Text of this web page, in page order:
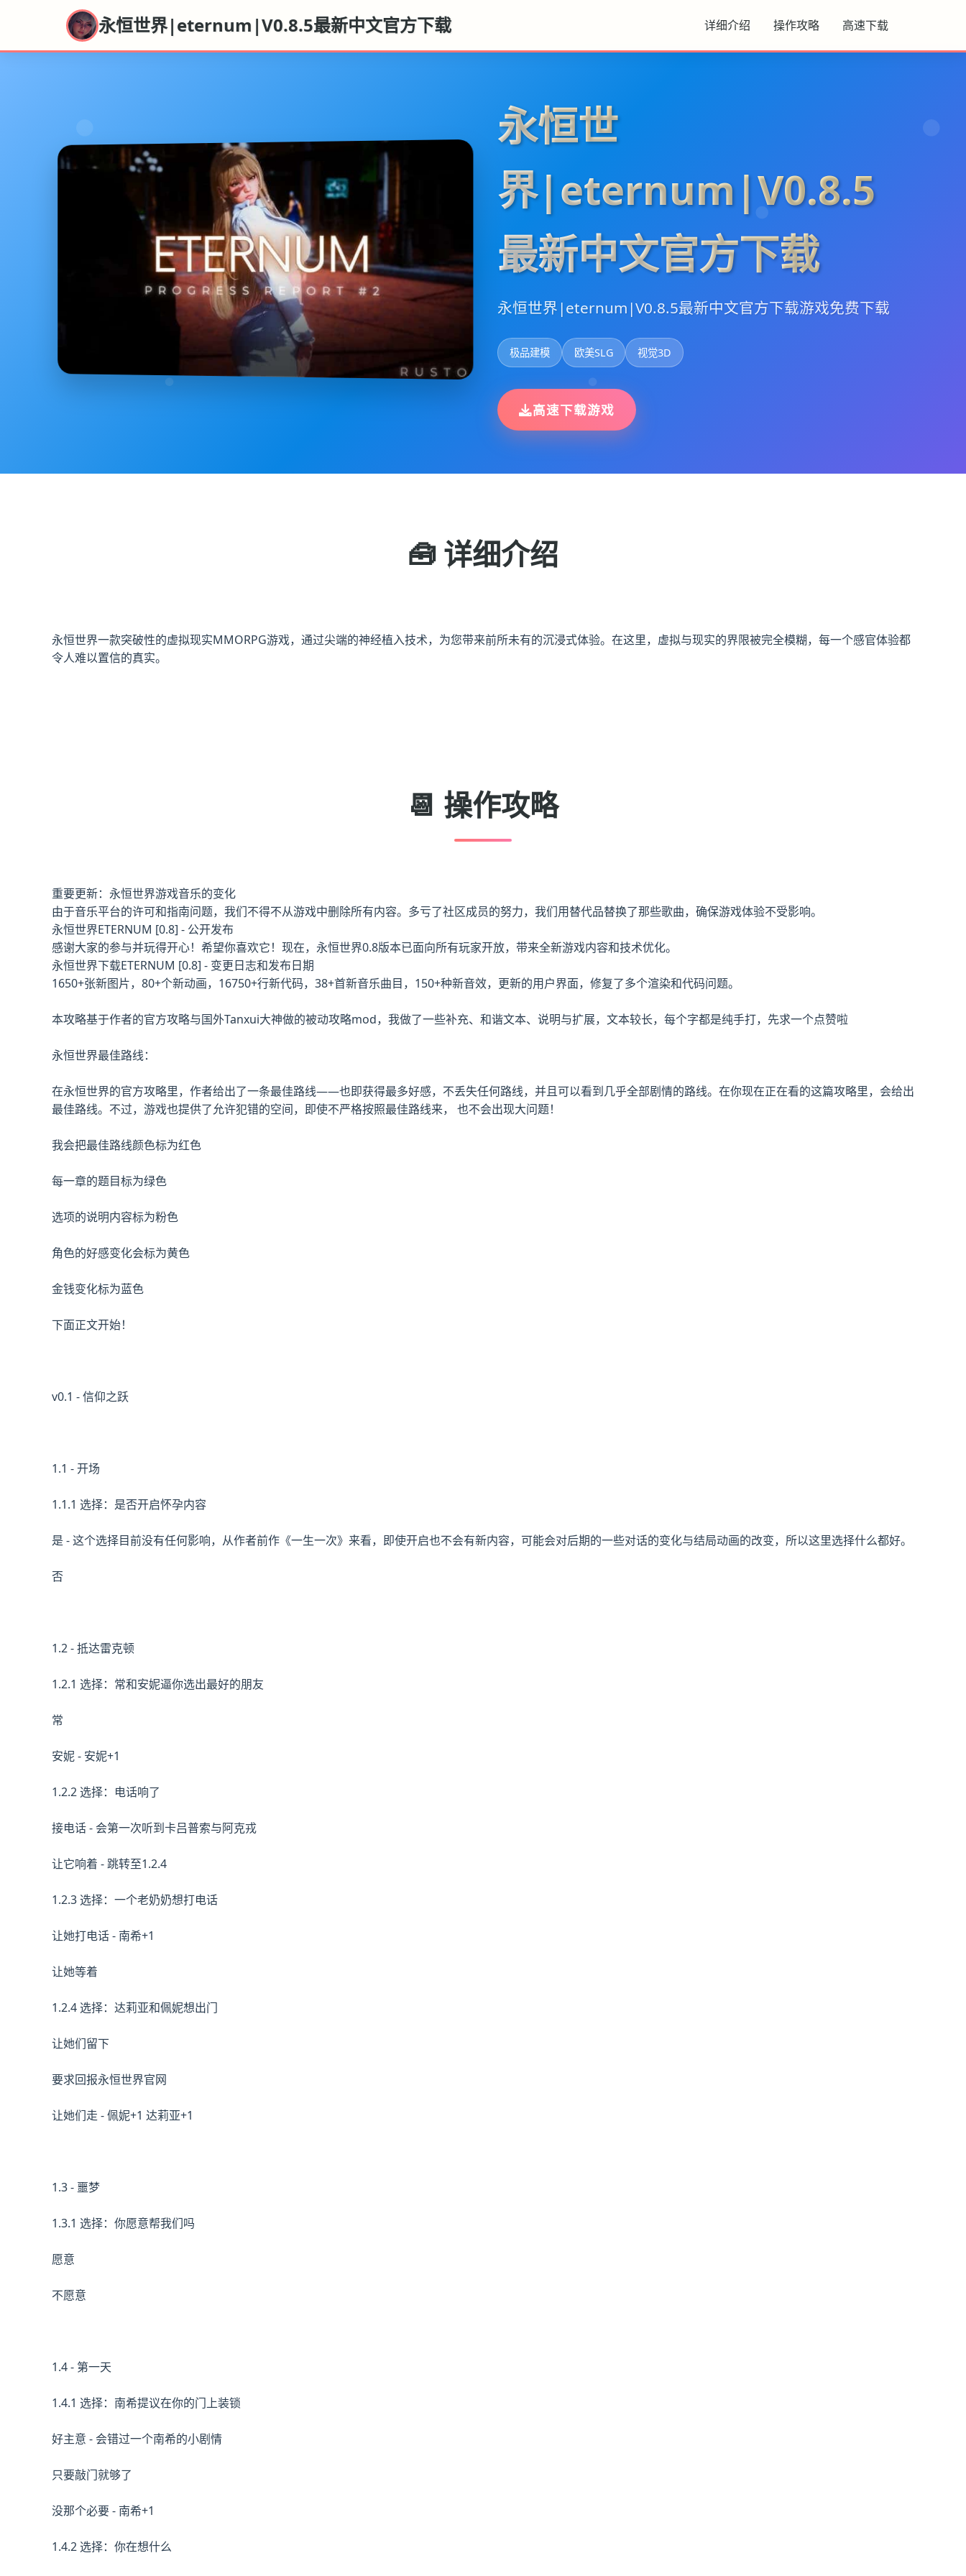
永恒世界|eternum|V0.8.5最新中文官方下载 详细介绍 操作攻略 高速下载
永恒世
界|eternum|V0.8.5
最新中文官方下载
永恒世界|eternum|V0.8.5最新中文官方下载游戏免费下载
极品建模 欧美SLG 视觉3D
高速下载游戏
🧰 详细介绍
永恒世界一款突破性的虚拟现实MMORPG游戏，通过尖端的神经植入技术，为您带来前所未有的沉浸式体验。在这里，虚拟与现实的界限被完全模糊，每一个感官体验都
令人难以置信的真实。
📆 操作攻略
重要更新：永恒世界游戏音乐的变化
由于音乐平台的许可和指南问题，我们不得不从游戏中删除所有内容。多亏了社区成员的努力，我们用替代品替换了那些歌曲，确保游戏体验不受影响。
永恒世界ETERNUM [0.8] - 公开发布
感谢大家的参与并玩得开心！希望你喜欢它！现在，永恒世界0.8版本已面向所有玩家开放，带来全新游戏内容和技术优化。
永恒世界下载ETERNUM [0.8] - 变更日志和发布日期
1650+张新图片，80+个新动画，16750+行新代码，38+首新音乐曲目，150+种新音效，更新的用户界面，修复了多个渲染和代码问题。
本攻略基于作者的官方攻略与国外Tanxui大神做的被动攻略mod，我做了一些补充、和谐文本、说明与扩展，文本较长，每个字都是纯手打，先求一个点赞啦
永恒世界最佳路线：
在永恒世界的官方攻略里，作者给出了一条最佳路线——也即获得最多好感，不丢失任何路线，并且可以看到几乎全部剧情的路线。在你现在正在看的这篇攻略里，会给出
最佳路线。不过，游戏也提供了允许犯错的空间，即使不严格按照最佳路线来， 也不会出现大问题！
我会把最佳路线颜色标为红色
每一章的题目标为绿色
选项的说明内容标为粉色
角色的好感变化会标为黄色
金钱变化标为蓝色
下面正文开始！
v0.1 - 信仰之跃
1.1 - 开场
1.1.1 选择：是否开启怀孕内容
是 - 这个选择目前没有任何影响，从作者前作《一生一次》来看，即使开启也不会有新内容，可能会对后期的一些对话的变化与结局动画的改变，所以这里选择什么都好。
否
1.2 - 抵达雷克顿
1.2.1 选择：常和安妮逼你选出最好的朋友
常
安妮 - 安妮+1
1.2.2 选择：电话响了
接电话 - 会第一次听到卡吕普索与阿克戎
让它响着 - 跳转至1.2.4
1.2.3 选择：一个老奶奶想打电话
让她打电话 - 南希+1
让她等着
1.2.4 选择：达莉亚和佩妮想出门
让她们留下
要求回报永恒世界官网
让她们走 - 佩妮+1 达莉亚+1
1.3 - 噩梦
1.3.1 选择：你愿意帮我们吗
愿意
不愿意
1.4 - 第一天
1.4.1 选择：南希提议在你的门上装锁
好主意 - 会错过一个南希的小剧情
只要敲门就够了
没那个必要 - 南希+1
1.4.2 选择：你在想什么